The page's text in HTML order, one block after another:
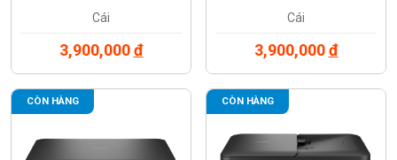
Cái
3,900,000đ
Cái
3,900,000đ
CÒN HÀNG CÒN HÀNG